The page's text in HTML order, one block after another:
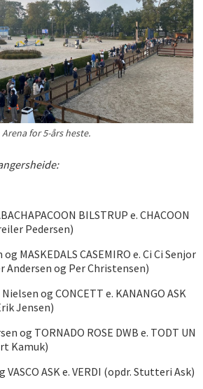
Arena for 5-års heste.
BILSTRUP e. CHACOON
Pedersen)
MASKEDALS CASEMIRO e. Ci Ci Senjor
Andersen og Per Christensen)
og CONCETT e. KANANGO ASK
Jensen)
og TORNADO ROSE DWB e. TODT UN
Kamuk)
ASK e. VERDI (opdr. Stutteri Ask)